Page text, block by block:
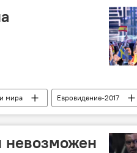
мира Евровидение-2017
невозможен